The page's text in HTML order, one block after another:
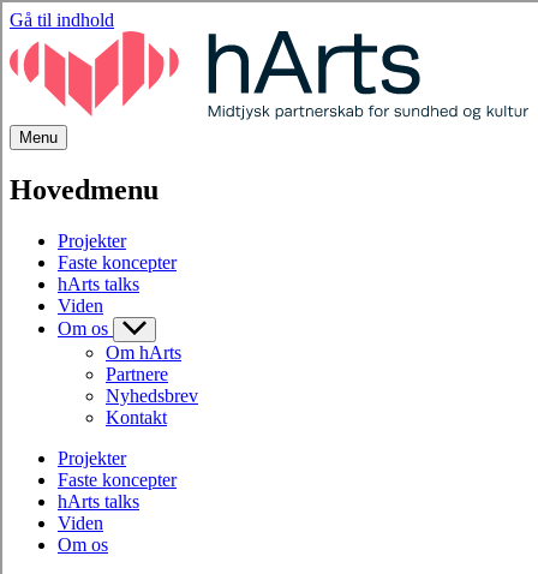
Gå til indhold
Menu
Hovedmenu
Projekter
Faste koncepter
hArts talks
Viden
Om os
Om hArts
Partnere
Nyhedsbrev
Kontakt
Projekter
Faste koncepter
hArts talks
Viden
Om os